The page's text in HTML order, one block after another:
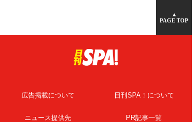
▲
PAGE TOP
広告掲載について 日刊SPA！について
ニュース提供先 PR記事一覧